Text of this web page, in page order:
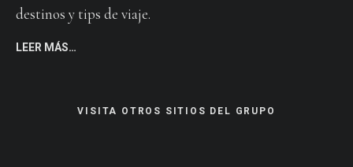
destinos y tips de viaje.
LEER MÁS…
VISITA OTROS SITIOS DEL GRUPO